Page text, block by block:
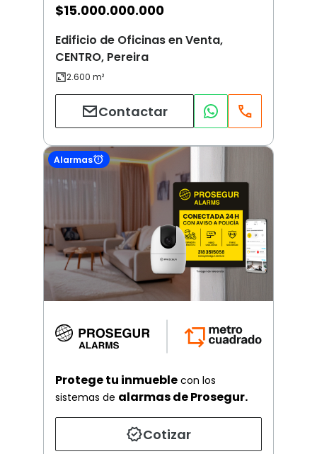
$15.000.000.000
Edificio de Oficinas en Venta,
CENTRO, Pereira
Contactar
Alarmas
Protege tu inmueble con los
sistemas de alarmas de Prosegur.
Cotizar